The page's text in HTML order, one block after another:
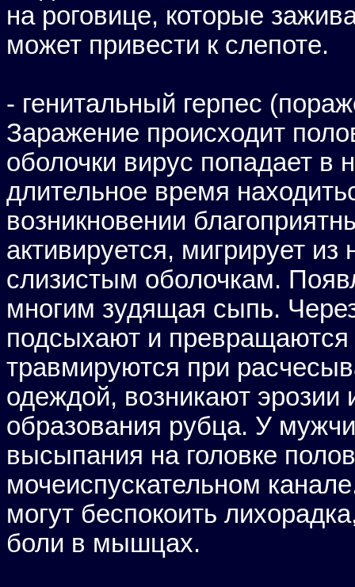
на роговице, которые
может привести к слепоте.
- генитальный герпес
Заражение происходит
оболочки вирус попадает в
длительное время
возникновении
активируется, мигрирует из
слизистым оболочкам.
многим зудящая сыпь.
подсыхают и превращаются
травмируются при
одеждой, возникают эрозии
образования рубца. У
высыпания на головке
мочеиспускательном
могут беспокоить
боли в мышцах.